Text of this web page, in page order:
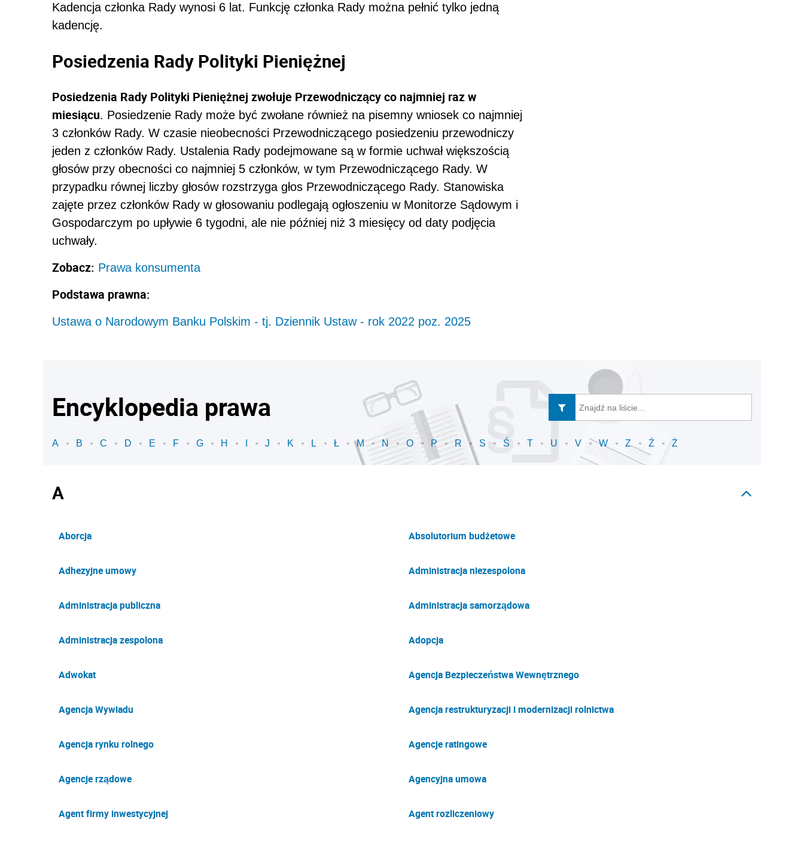
Kadencja członka Rady wynosi 6 lat. Funkcję członka Rady można pełnić tylko jedną
kadencję.
Posiedzenia Rady Polityki Pieniężnej
Posiedzenia Rady Polityki Pieniężnej zwołuje Przewodniczący co najmniej raz w
miesiącu. Posiedzenie Rady może być zwołane również na pisemny wniosek co najmniej
3 członków Rady. W czasie nieobecności Przewodniczącego posiedzeniu przewodniczy
jeden z członków Rady. Ustalenia Rady podejmowane są w formie uchwał większością
głosów przy obecności co najmniej 5 członków, w tym Przewodniczącego Rady. W
przypadku równej liczby głosów rozstrzyga głos Przewodniczącego Rady. Stanowiska
zajęte przez członków Rady w głosowaniu podlegają ogłoszeniu w Monitorze Sądowym i
Gospodarczym po upływie 6 tygodni, ale nie później niż 3 miesięcy od daty podjęcia
uchwały.
Zobacz: Prawa konsumenta
Podstawa prawna:
Ustawa o Narodowym Banku Polskim - tj. Dziennik Ustaw - rok 2022 poz. 2025
Encyklopedia prawa
A B C D E F G H J K L Ł M N O P R S Ś T U V W Z Ź Ż
A
Aborcja Absolutorium budżetowe
Adhezyjne umowy Administracja niezespolona
Administracja publiczna Administracja samorządowa
Administracja zespolona Adopcja
Adwokat Agencja Bezpieczeństwa Wewnętrznego
Agencja Wywiadu Agencja restrukturyzacji i modernizacji rolnictwa
Agencja rynku rolnego Agencje ratingowe
Agencje rządowe Agencyjna umowa
Agent firmy inwestycyjnej Agent rozliczeniowy